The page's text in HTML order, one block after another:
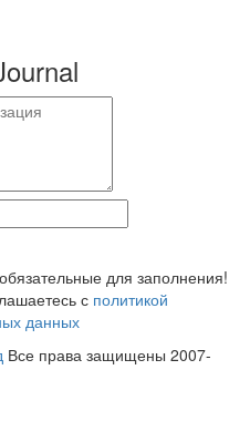
для заполнения!
с политикой
данных
Все права защищены 2007-